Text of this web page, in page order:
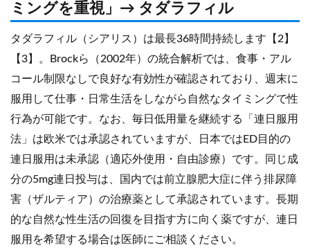
ミングを重視」→ タダラフィル
タダラフィル（シアリス）は最長36時間持続します【2】
【3】。Brockら（2002年）の統合解析では、食事・アル
コール制限なしで良好な有効性が確認されており、週末に
服用して仕事・日常生活をしながら自然なタイミングで性
行為が可能です。なお、毎日低用量を継続する「連日服用
法」は欧米では承認されていますが、日本ではED目的の
連日服用は未承認（適応外使用・自由診療）です。同じ成
分の5mg連日投与は、国内では前立腺肥大症に伴う排尿障
害（ザルティア）の治療薬として承認されています。長期
的な自然な性生活の回復を目指す方に向く薬ですが、連日
服用を希望する場合は医師にご相談ください。